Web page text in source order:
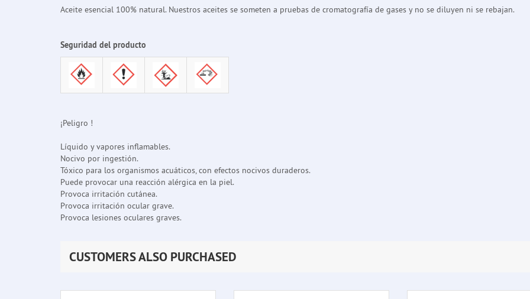
Aceite esencial 100% natural. Nuestros aceites se someten a pruebas de cromatografía de gases y no se diluyen ni se rebajan.
Seguridad del producto
¡Peligro !
Líquido y vapores inflamables.
Nocivo por ingestión.
Tóxico para los organismos acuáticos, con efectos nocivos duraderos.
Puede provocar una reacción alérgica en la piel.
Provoca irritación cutánea.
Provoca irritación ocular grave.
Provoca lesiones oculares graves.
CUSTOMERS ALSO PURCHASED